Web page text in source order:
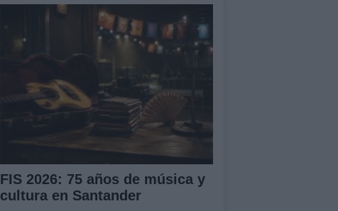
FIS 2026: 75 años de música y
cultura en Santander